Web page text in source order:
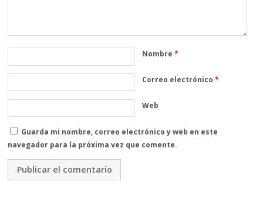
Nombre*
Correo electrónico*
Web
Guarda mi nombre, correo electrónico y web en este
navegador para la próxima vez que comente.